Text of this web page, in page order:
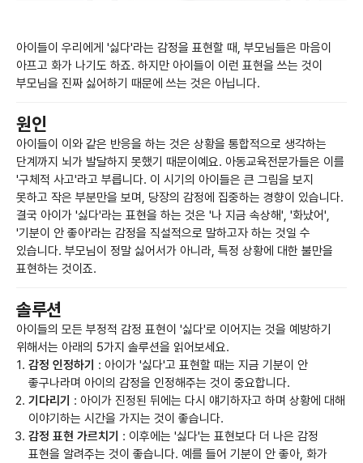
아이들이 우리에게 '싫다'라는 감정을 표현할 때, 부모님들은 마음이
아프고 화가 나기도 하죠. 하지만 아이들이 이런 표현을 쓰는 것이
부모님을 진짜 싫어하기 때문에 쓰는 것은 아닙니다.
원인
아이들이 이와 같은 반응을 하는 것은 상황을 통합적으로 생각하는
단계까지 뇌가 발달하지 못했기 때문이예요. 아동교육전문가들은 이를
'구체적 사고'라고 부릅니다. 이 시기의 아이들은 큰 그림을 보지
못하고 작은 부분만을 보며, 당장의 감정에 집중하는 경향이 있습니다.
결국 아이가 '싫다'라는 표현을 하는 것은 '나 지금 속상해', '화났어',
'기분이 안 좋아'라는 감정을 직설적으로 말하고자 하는 것일 수
있습니다. 부모님이 정말 싫어서가 아니라, 특정 상황에 대한 불만을
표현하는 것이죠.
솔루션
아이들의 모든 부정적 감정 표현이 '싫다'로 이어지는 것을 예방하기
위해서는 아래의 5가지 솔루션을 읽어보세요.
감정 인정하기 : 아이가 '싫다'고 표현할 때는 지금 기분이 안
좋구나라며 아이의 감정을 인정해주는 것이 중요합니다.
기다리기 : 아이가 진정된 뒤에는 다시 얘기하자고 하며 상황에 대해
이야기하는 시간을 가지는 것이 좋습니다.
감정 표현 가르치기 : 이후에는 '싫다'는 표현보다 더 나은 감정
표현을 알려주는 것이 좋습니다. 예를 들어 기분이 안 좋아, 화가